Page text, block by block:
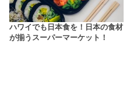
ハワイでも日本食を！日本の食材
が揃うスーパーマーケット！